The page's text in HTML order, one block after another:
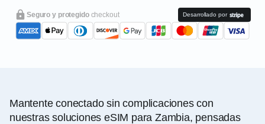
Seguro y protegido checkout Desarrollado por
Mantente conectado sin complicaciones con
nuestras soluciones eSIM para Zambia, pensadas